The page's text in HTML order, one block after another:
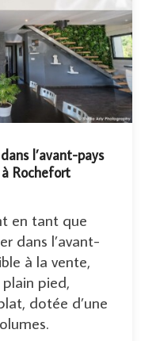
l’avant-pays
Rochefort
en tant que
dans l’avant-
à la vente,
pied,
dotée d’une